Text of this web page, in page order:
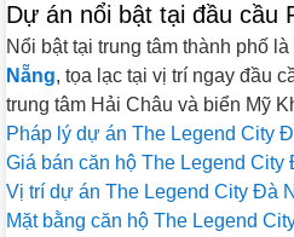
Dự án nổi bật tại đầu cầu
Nổi bật tại trung tâm thành phố
Nẵng, tọa lạc tại vị trí ngay đầu
trung tâm Hải Châu và biển Mỹ
Pháp lý dự án The Legend City
Giá bán căn hộ The Legend City
Vị trí dự án The Legend City Đà
Mặt bằng căn hộ The Legend